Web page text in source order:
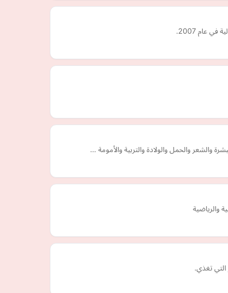
والشعر والحمل والولادة والتربية والأمومة …
والرياضية
التي تغذي.